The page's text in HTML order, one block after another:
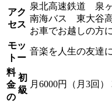
アク
セス
泉北高速鉄道 泉
南海バス 東大谷
お車でお越しの方
モッ
トー
音楽を人生の友達
料
金
の
初
級
月6000円（月3回）